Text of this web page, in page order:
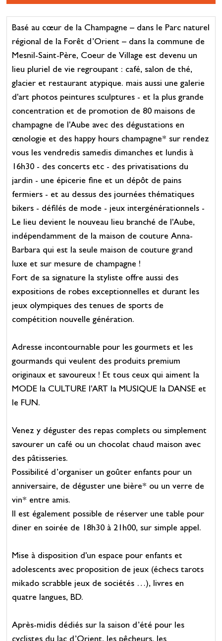
Basé au cœur de la Champagne – dans le Parc naturel
régional de la Forêt d’Orient – dans la commune de
Mesnil-Saint-Père, Coeur de Village est devenu un
lieu pluriel de vie regroupant : café, salon de thé,
glacier et restaurant atypique. mais aussi une galerie
d'art photos peintures sculptures - et la plus grande
concentration et de promotion de 80 maisons de
champagne de l'Aube avec des dégustations en
œnologie et des happy hours champagne* sur rendez
vous les vendredis samedis dimanches et lundis à
16h30 - des concerts etc - des privatisations du
jardin - une épicerie fine et un dépôt de pains
fermiers - et au dessus des journées thématiques
bikers - défilés de mode - jeux intergénérationnels -
Le lieu devient le nouveau lieu branché de l'Aube,
indépendamment de la maison de couture Anna-
Barbara qui est la seule maison de couture grand
luxe et sur mesure de champagne !
Fort de sa signature la styliste offre aussi des
expositions de robes exceptionnelles et durant les
jeux olympiques des tenues de sports de
compétition nouvelle génération.
Adresse incontournable pour les gourmets et les
gourmands qui veulent des produits premium
originaux et savoureux ! Et tous ceux qui aiment la
MODE la CULTURE l'ART la MUSIQUE la DANSE et
le FUN.
Venez y déguster des repas complets ou simplement
savourer un café ou un chocolat chaud maison avec
des pâtisseries.
Possibilité d’organiser un goûter enfants pour un
anniversaire, de déguster une bière* ou un verre de
vin* entre amis.
Il est également possible de réserver une table pour
diner en soirée de 18h30 à 21h00, sur simple appel.
Mise à disposition d'un espace pour enfants et
adolescents avec proposition de jeux (échecs tarots
mikado scrabble jeux de sociétés …), livres en
quatre langues, BD.
Après-midis dédiés sur la saison d’été pour les